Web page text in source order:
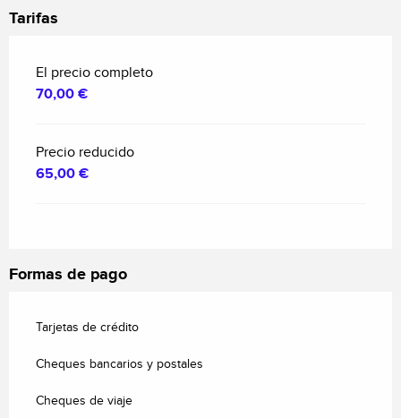
Tarifas
El precio completo
70,00 €
Precio reducido
65,00 €
Formas de pago
Tarjetas de crédito
Cheques bancarios y postales
Cheques de viaje